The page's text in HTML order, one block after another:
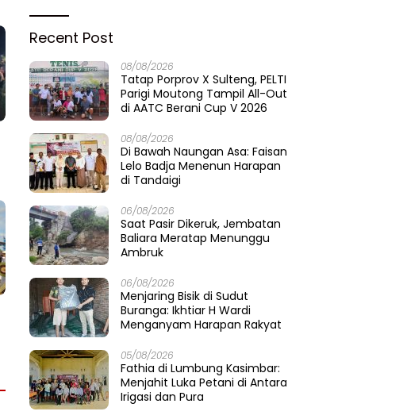
Recent Post
08/08/2026
Tatap Porprov X Sulteng, PELTI
Parigi Moutong Tampil All-Out
di AATC Berani Cup V 2026
08/08/2026
Di Bawah Naungan Asa: Faisan
Lelo Badja Menenun Harapan
di Tandaigi
06/08/2026
Saat Pasir Dikeruk, Jembatan
Baliara Meratap Menunggu
Ambruk
06/08/2026
Menjaring Bisik di Sudut
Buranga: Ikhtiar H Wardi
Menganyam Harapan Rakyat
05/08/2026
Fathia di Lumbung Kasimbar:
Menjahit Luka Petani di Antara
Irigasi dan Pura